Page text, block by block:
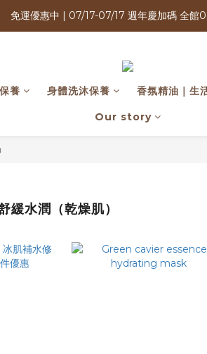
定商品3件＄2000・植萃洗沐三件$999送酵素
免運優惠中 | 07/17-07/17 週年慶加碼 全館0
養 身體洗沐保養 香氛精油｜生
Our story
緩水潤（乾燥肌）